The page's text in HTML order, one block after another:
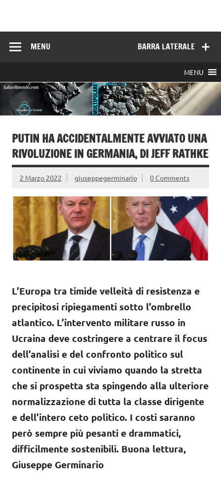
BARRA LATERALE
MENU
MENU
PUTIN HA ACCIDENTALMENTE AVVIATO UNA
RIVOLUZIONE IN GERMANIA, DI JEFF RATHKE
2 Marzo 2022 giuseppegerminario 0 Comments
L’Europa tra timide velleità di resistenza e
precipitosi ripiegamenti sotto l’ombrello
atlantico. L’intervento militare russo in
Ucraina deve costringere a centrare il focus
dell’analisi e del confronto politico sul
continente in cui viviamo quando la stretta
che si prospetta sta spingendo alla ulteriore
normalizzazione di tutta la classe dirigente
e dell’intero ceto politico. I costi saranno
però sempre più pesanti e drammatici,
difficilmente sostenibili. Buona lettura,
Giuseppe Germinario